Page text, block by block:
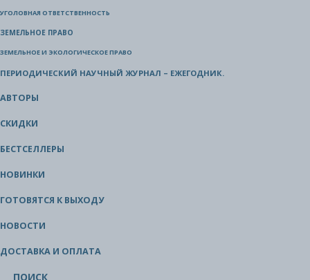
УГОЛОВНАЯ ОТВЕТСТВЕННОСТЬ
ЗЕМЕЛЬНОЕ ПРАВО
ЗЕМЕЛЬНОЕ И ЭКОЛОГИЧЕСКОЕ ПРАВО
ПЕРИОДИЧЕСКИЙ НАУЧНЫЙ ЖУРНАЛ – ЕЖЕГОДНИК.
АВТОРЫ
СКИДКИ
БЕСТСЕЛЛЕРЫ
НОВИНКИ
ГОТОВЯТСЯ К ВЫХОДУ
НОВОСТИ
ДОСТАВКА И ОПЛАТА
ПОИСК